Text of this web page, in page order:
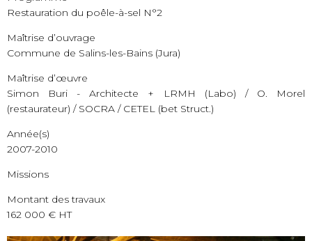
Restauration du poêle-à-sel N°2
Maîtrise d’ouvrage
Commune de Salins-les-Bains (Jura)
Maîtrise d’œuvre
Simon Buri - Architecte + LRMH (Labo) / O. Morel
(restaurateur) / SOCRA / CETEL (bet Struct.)
Année(s)
2007-2010
Missions
Montant des travaux
162 000 € HT